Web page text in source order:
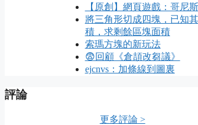
【原創】網頁遊戲：哥尼
將三角形切成四塊，已知
積，求剩餘區塊面積
索瑪方塊的新玩法
😨回顧《倉頡改芻議》
ejcnvs：加條線到圖裏
評論
更多評論 >